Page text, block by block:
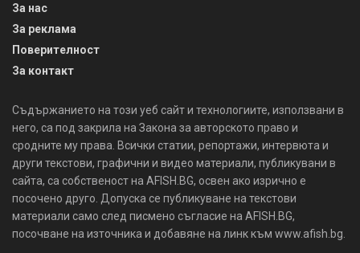
За нас
За реклама
Поверителност
За контакт
Съдържанието на този уеб сайт и технологиите, използвани в
него, са под закрила на Закона за авторското право и
сродните му права. Всички статии, репортажи, интервюта и
други текстови, графични и видео материали, публикувани в
сайта, са собственост на AFISH.BG, освен ако изрично е
посочено друго. Допуска се публикуване на текстови
материали само след писмено съгласие на AFISH.BG,
посочване на източника и добавяне на линк към www.afish.bg.